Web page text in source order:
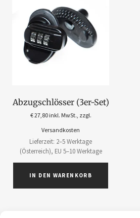
Abzugschlösser (3er-Set)
€27,80 inkl. MwSt., zzgl.
Versandkosten
Lieferzeit: 2–5 Werktage
(Österreich), EU 5–10 Werktage
IN DEN WARENKORB